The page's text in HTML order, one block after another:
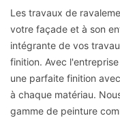
Les travaux de
votre façade et à son
intégrante de vos
finition. Avec
une parfaite finition
à chaque matériau.
gamme de peinture